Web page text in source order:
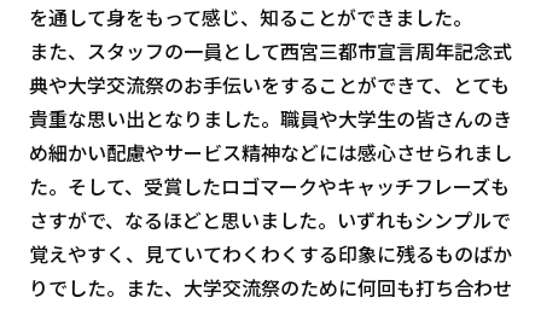
を通して身をもって感じ、知ることができました。
また、スタッフの一員として西宮三都市宣言周年記念式
典や大学交流祭のお手伝いをすることができて、とても
貴重な思い出となりました。職員や大学生の皆さんのき
め細かい配慮やサービス精神などには感心させられまし
た。そして、受賞したロゴマークやキャッチフレーズも
さすがで、なるほどと思いました。いずれもシンプルで
覚えやすく、見ていてわくわくする印象に残るものばか
りでした。また、大学交流祭のために何回も打ち合わせ